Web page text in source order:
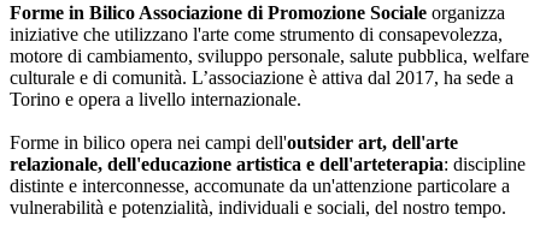
Forme in Bilico Associazione di Promozione Sociale organizza
iniziative che utilizzano l'arte come strumento di consapevolezza,
motore di cambiamento, sviluppo personale, salute pubblica, welfare
culturale e di comunità. L’associazione è attiva dal 2017, ha sede a
Torino e opera a livello internazionale.
Forme in bilico opera nei campi dell'outsider art, dell'arte
relazionale, dell'educazione artistica e dell'arteterapia: discipline
distinte e interconnesse, accomunate da un'attenzione particolare a
vulnerabilità e potenzialità, individuali e sociali, del nostro tempo.